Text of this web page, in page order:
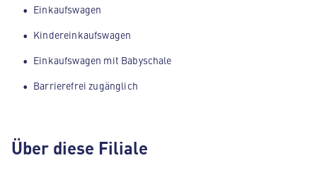
Einkaufswagen
Kindereinkaufswagen
Einkaufswagen mit Babyschale
Barrierefrei zugänglich
Über diese Filiale